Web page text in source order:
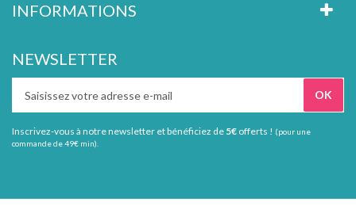
INFORMATIONS
NEWSLETTER
Inscrivez-vous à notre newsletter et bénéficiez de 5€ offerts ! (pour une
commande de 49€ min).